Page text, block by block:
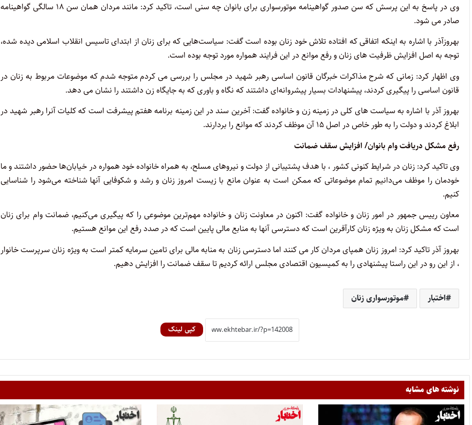
وی در پاسخ به این پرسش که سن صدور گواهینامه موتورسواری برای بانوان چه سنی است، تاکید کرد: مانند مردان همان سن ۱۸ سالگی گواهینامه
صادر می شود.
بهروزآذر با اشاره به اینکه اتفاقی که افتاده تلاش‌ خود زنان بوده است گفت: سیاست‌هایی که برای زنان از ابتدای تاسیس انقلاب اسلامی دیده شده،
توجه به اصل افزایش ظرفیت های زنان و رفع موانع در این فرایند همواره مورد توجه بوده است.
وی اظهار کرد: زمانی که شرح مذاکرات خبرگان قانون اساسی رهبر شهید در مجلس را بررسی می کردم متوجه شدم که موضوعات مربوط به زنان در
قانون اساسی را پیگیری کردند، پیشنهادات بسیار پیشروانه‌ای داشتند که نگاه و باوری که به جایگاه زن داشتند را نشان می دهد.
بهروز آذر با اشاره به سیاست های کلی در زمینه زن و خانواده گفت: آخرین سند در این زمینه برنامه هفتم پیشرفت است که کلیات آنرا رهبر شهید در
ابلاغ کردند و دولت را به طور خاص در اصل ۱۵ آن موظف کردند که موانع را بردارند.
رفع مشکل دریافت وام بانوان/ افزایش سقف ضمانت
وی تاکید کرد: زنان در شرایط کنونی کشور ، با هدف پشتیبانی از دولت و نیروهای مسلح، به همراه خانواده خود همواره در خیابان‌ها حضور داشتند و ما
خودمان را موظف می‌دانیم تمام موضوعاتی که ممکن است به عنوان مانع با زیست امروز زنان و رشد و شکوفایی آنها شناخته می‌شود را شناسایی
کنیم.
معاون رییس جمهور در امور زنان و خانواده گفت: اکنون در معاونت زنان و خانواده مهم‌ترین موضوعی را که پیگیری می‌کنیم، ضمانت وام برای زنان
است که مشکل زنان به ویژه زنان کارآفرین است که دسترسی آنها به منابع مالی پایین است که در صدد رفع این موانع هستیم.
بهروز آذر تاکید کرد: امروز زنان همپای مردان کار می کنند اما دسترسی زنان به منابه مالی برای تامین سرمایه کمتر است به ویژه زنان سرپرست خانوار
، از این رو در این راستا پیشنهادی را به کمیسیون اقتصادی مجلس ارائه کردیم تا سقف ضمانت را افزایش دهیم.
اختبار موتورسواری زنان
کپی لینک
نوشته های مشابه